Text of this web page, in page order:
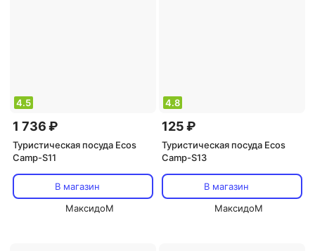
4.5
1 736 ₽
Туристическая посуда Ecos
Camp-S11
В магазин
МаксидоМ
4.8
125 ₽
Туристическая посуда Ecos
Camp-S13
В магазин
МаксидоМ